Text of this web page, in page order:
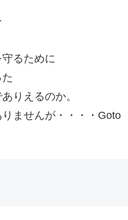
るために
りえるのか。
ませんが・・・・Goto